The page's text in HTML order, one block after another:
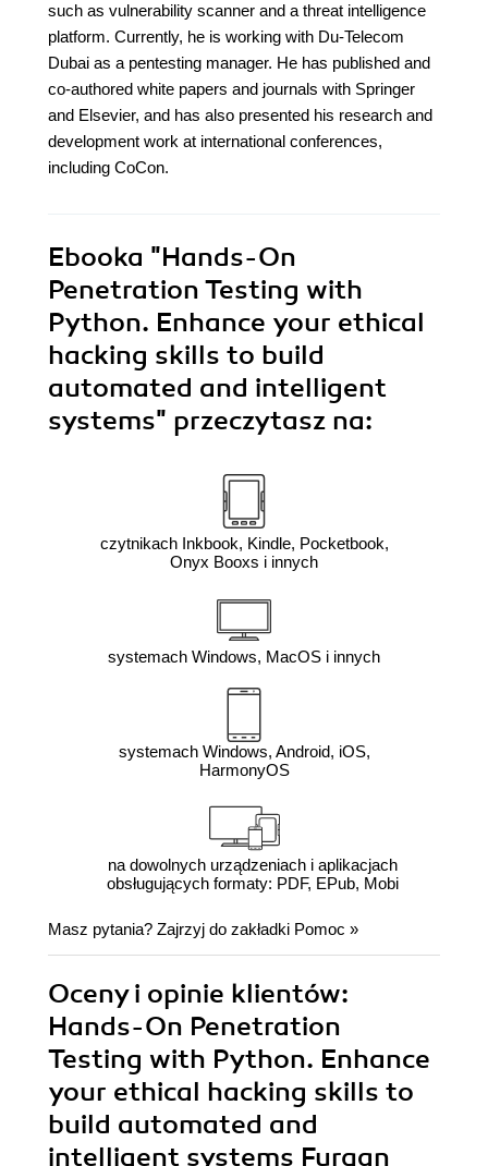
such as vulnerability scanner and a threat intelligence
platform. Currently, he is working with Du-Telecom
Dubai as a pentesting manager. He has published and
co-authored white papers and journals with Springer
and Elsevier, and has also presented his research and
development work at international conferences,
including CoCon.
Ebooka "Hands-On
Penetration Testing with
Python. Enhance your ethical
hacking skills to build
automated and intelligent
systems" przeczytasz na:
czytnikach Inkbook, Kindle, Pocketbook,
Onyx Booxs i innych
systemach Windows, MacOS i innych
systemach Windows, Android, iOS,
HarmonyOS
na dowolnych urządzeniach i aplikacjach
obsługujących formaty: PDF, EPub, Mobi
Masz pytania? Zajrzyj do zakładki Pomoc »
Oceny i opinie klientów:
Hands-On Penetration
Testing with Python. Enhance
your ethical hacking skills to
build automated and
intelligent systems Furqan